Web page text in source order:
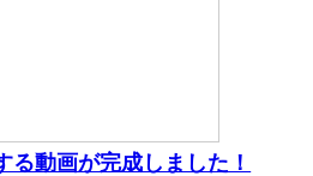
る動画が完成しました！